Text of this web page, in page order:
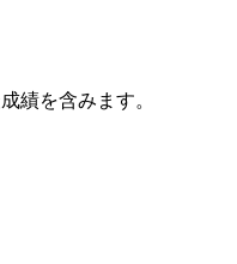
績を含みます。